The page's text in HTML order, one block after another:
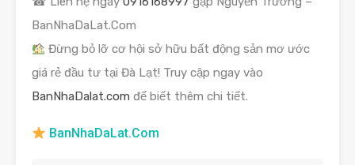
BanNhaDaLat.Com
Đừng bỏ lỡ cơ hội sở hữu bất động sản mơ ước
giá rẻ đầu tư tại Đà Lạt! Truy cập ngay vào
BanNhaDalat.com để biết thêm chi tiết.
BanNhaDaLat.Com